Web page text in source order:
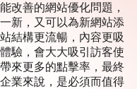
改善的網站優化問題，
新，又可以為新網站添
結構更流暢，內容更吸
驗，會大大吸引訪客使
來更多的點擊率，最終
業來說，是必須而值得